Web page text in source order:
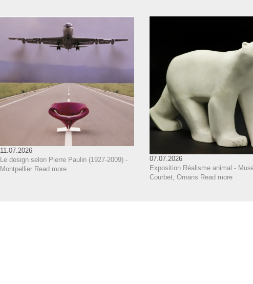
11.07.2026
Le design selon Pierre Paulin (1927-2009) -
Montpellier Read more
07.07.2026
Exposition Réalisme animal -
Courbet, Ornans Read more